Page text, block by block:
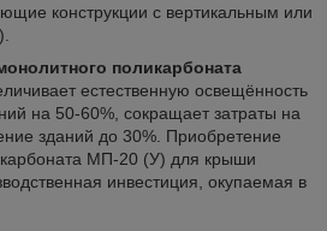
конструкции с вертикальным или
поликарбоната
естественную освещённость
на 50-60%, сокращает затраты на
зданий до 30%. Приобретение
МП-20 (У) для крыши
инвестиция, окупаемая в